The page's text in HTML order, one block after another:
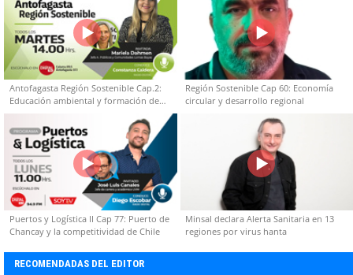
Antofagasta Región Sostenible Cap.2:
Educación ambiental y formación de
capacidades técnicas
Región Sostenible Cap 60: Economía
circular y desarrollo regional
Puertos y Logística II Cap 77: Puerto de
Chancay y la competitividad de Chile
Minsal declara Alerta Sanitaria en 13
regiones por virus hanta
RECOMENDADAS DEL EDITOR